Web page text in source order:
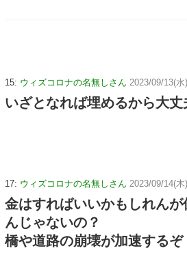
15: ウィズコロナの名無しさん 2023/09/13(
いざとなれば埋めるから大丈
17: ウィズコロナの名無しさん 2023/09/14(
金はすればいいかもしれん
んじゃないの？
橋や道路の崩壊が加速するぞ